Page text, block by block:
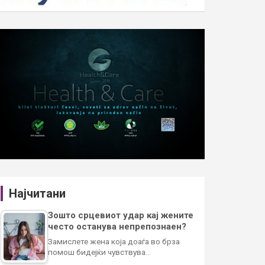
Најчитани
Зошто срцевиот удар кај жените
често останува непрепознаен?
Замислете жена која доаѓа во брза
помош бидејќи чувствува…